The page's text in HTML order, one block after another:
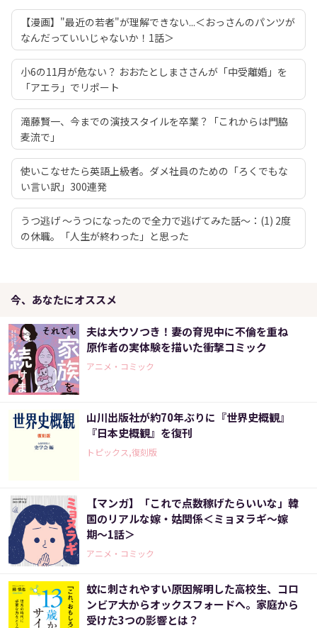
【漫画】"最近の若者"が理解できない...＜おっさんのパンツが
なんだっていいじゃないか！1話＞
小6の11月が危ない？ おおたとしまささんが「中受離婚」を
「アエラ」でリポート
滝藤賢一、今までの演技スタイルを卒業？「これからは門脇
麦流で」
使いこなせたら英語上級者。ダメ社員のための「ろくでもな
い言い訳」300連発
うつ逃げ ～うつになったので全力で逃げてみた話～：(1) 2度
の休職。「人生が終わった」と思った
今、あなたにオススメ
夫は大ウソつき！妻の育児中に不倫を重ね
原作者の実体験を描いた衝撃コミック
アニメ・コミック
山川出版社が約70年ぶりに『世界史概観』
『日本史概観』を復刊
トピックス,復刻版
【マンガ】「これで点数稼げたらいいな」韓
国のリアルな嫁・姑関係＜ミョヌラギ〜嫁
期〜1話＞
アニメ・コミック
蚊に刺されやすい原因解明した高校生、コロ
ンビア大からオックスフォードへ。家庭から
受けた3つの影響とは？